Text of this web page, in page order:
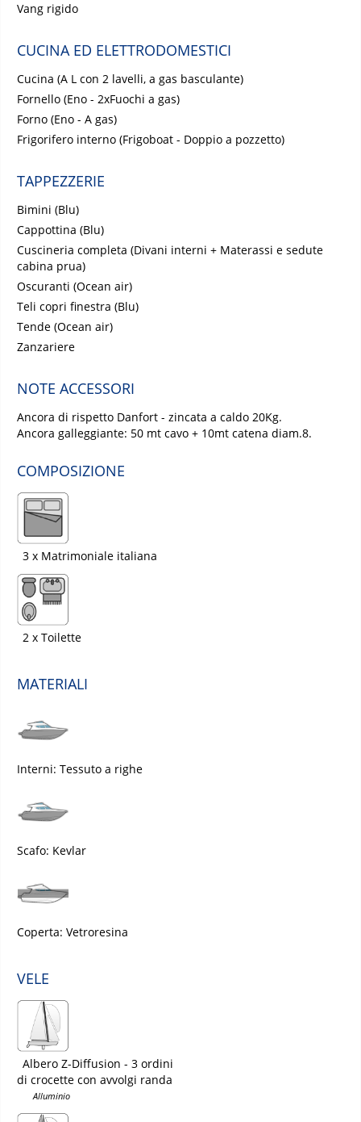
Vang rigido
CUCINA ED ELETTRODOMESTICI
Cucina (A L con 2 lavelli, a gas basculante)
Fornello (Eno - 2xFuochi a gas)
Forno (Eno - A gas)
Frigorifero interno (Frigoboat - Doppio a pozzetto)
TAPPEZZERIE
Bimini (Blu)
Cappottina (Blu)
Cuscineria completa (Divani interni + Materassi e sedute
cabina prua)
Oscuranti (Ocean air)
Teli copri finestra (Blu)
Tende (Ocean air)
Zanzariere
NOTE ACCESSORI
Ancora di rispetto Danfort - zincata a caldo 20Kg.
Ancora galleggiante: 50 mt cavo + 10mt catena diam.8.
COMPOSIZIONE
3 x Matrimoniale italiana
2 x Toilette
MATERIALI
Interni: Tessuto a righe
Scafo: Kevlar
Coperta: Vetroresina
VELE
Albero Z-Diffusion - 3 ordini
di crocette con avvolgi randa
Alluminio